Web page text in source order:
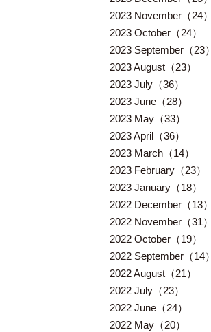
2023 November（24）
2023 October（24）
2023 September（23）
2023 August（23）
2023 July（36）
2023 June（28）
2023 May（33）
2023 April（36）
2023 March（14）
2023 February（23）
2023 January（18）
2022 December（13）
2022 November（31）
2022 October（19）
2022 September（14）
2022 August（21）
2022 July（23）
2022 June（24）
2022 May（20）